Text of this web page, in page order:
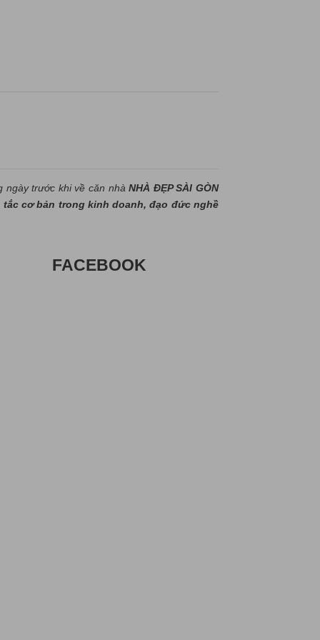
ngày trước khi về căn nhàNHÀ ĐẸP SÀI GÒN
cơ bản trong kinh doanh, đạo đức nghề
FACEBOOK